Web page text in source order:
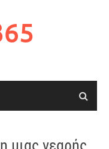
μιας νεαρής